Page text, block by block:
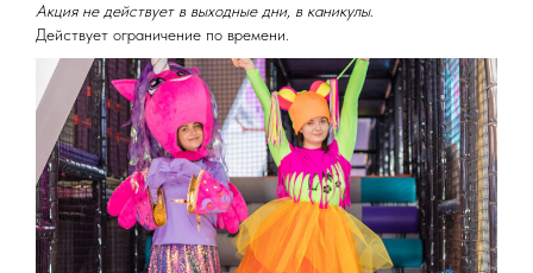
Акция не действует в выходные дни, в каникулы.
Действует ограничение по времени.